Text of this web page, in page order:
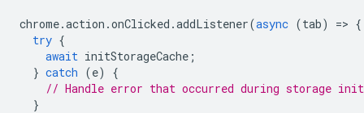
chrome.action .onClicked .addListener(async (tab) => {
try {
await initStorageCache ;
} catch (e)
{
// Handle error that occurred during storage
}